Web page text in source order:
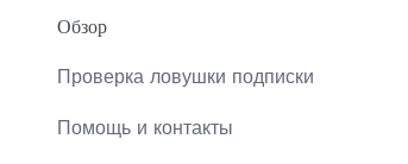
Обзор
Проверка ловушки подписки
Помощь и контакты